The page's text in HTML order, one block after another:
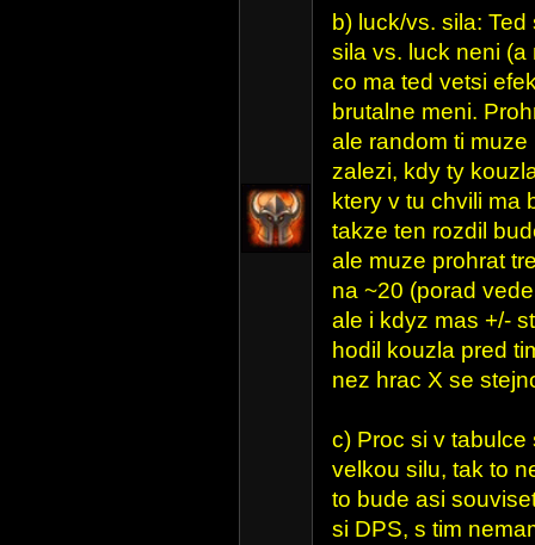
b) luck/vs. sila:
sila vs. luck neni (a
co ma ted vetsi
brutalne meni.
ale random ti
zalezi, kdy ty
ktery v tu chvili ma
takze ten rozdil
ale muze prohrat
na ~20 (porad
ale i kdyz mas +/-
hodil kouzla pred
nez hrac X se
c) Proc si v
velkou silu, tak to
to bude asi
si DPS, s tim